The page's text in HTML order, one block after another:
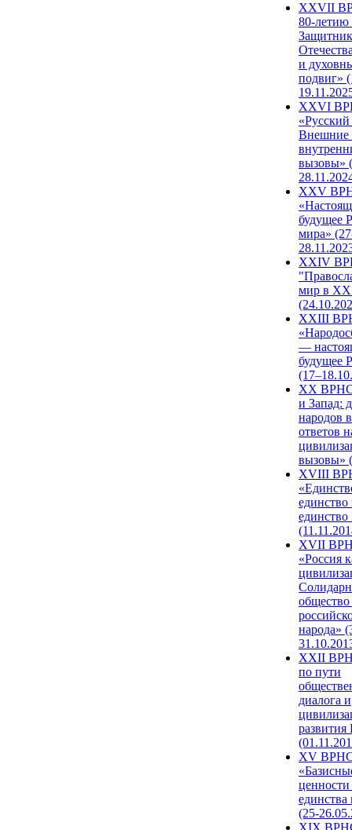
ХХVII
80-
и
подвиг»
XXVI
Внешние
вызовы»
XXV
будущее
мира»
XXIV
мир в
XXIII
—
будущее
XX ВРНС
и Запад:
народов
ответов
вызовы»
XVIII
единство
единство
XVII
«Россия
народа»
XXII
по пути
диалога и
развития
XV
единства
(25-
XIX